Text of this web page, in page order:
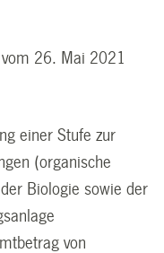
26. Mai 2021
einer Stufe zur
(organische
Biologie sowie der
von